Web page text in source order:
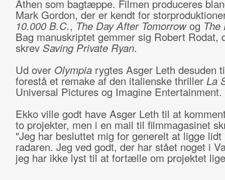
Athen som bagtæppe. Filmen produceres
Mark Gordon, der er kendt for
10.000 B.C., The Day After Tomorrowog The
Bag manuskriptet gemmer sig Robert Rodat,
skrev Saving Private Ryan.
Ud over Olympiarygtes Asger Leth desuden
forestå et remake af den italienske thriller La
Universal Pictures og Imagine Entertainment.
Ekko ville godt have Asger Leth til at
to projekter, men i en mail til filmmagasinet
"Jeg har besluttet mig for generelt at ligge lidt
radaren. Jeg ved godt, der har stået noget i
jeg har ikke lyst til at fortælle om projektet